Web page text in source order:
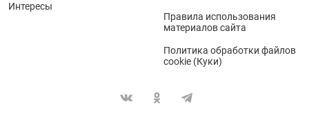
Интересы
Правила использования
материалов сайта
Политика обработки файлов
cookie (Куки)